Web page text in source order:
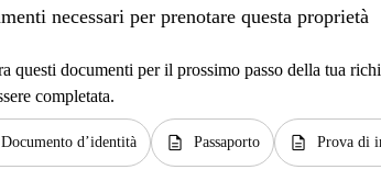
necessari per prenotare questa proprietà
questi documenti per il prossimo passo della tua
completata.
Documento d’identità description Passaporto description Prova di